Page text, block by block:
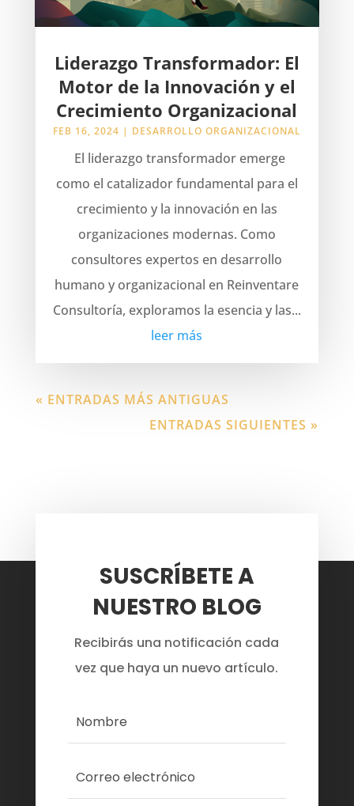
Liderazgo Transformador: El
Motor de la Innovación y el
Crecimiento Organizacional
FEB 16, 2024 | DESARROLLO ORGANIZACIONAL
El liderazgo transformador emerge
como el catalizador fundamental para el
crecimiento y la innovación en las
organizaciones modernas. Como
consultores expertos en desarrollo
humano y organizacional en Reinventare
Consultoría, exploramos la esencia y las...
leer más
« ENTRADAS MÁS ANTIGUAS
ENTRADAS SIGUIENTES »
SUSCRÍBETE A
NUESTRO BLOG
Recibirás una notificación cada
vez que haya un nuevo artículo.